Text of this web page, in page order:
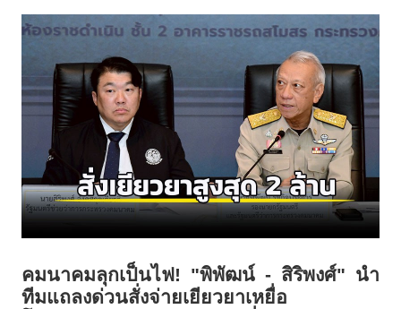
คมนาคมลุกเป็นไฟ! "พิพัฒน์ - สิริพงศ์" นำ
ทีมแถลงด่วนสั่งจ่ายเยียวยาเหยื่อ